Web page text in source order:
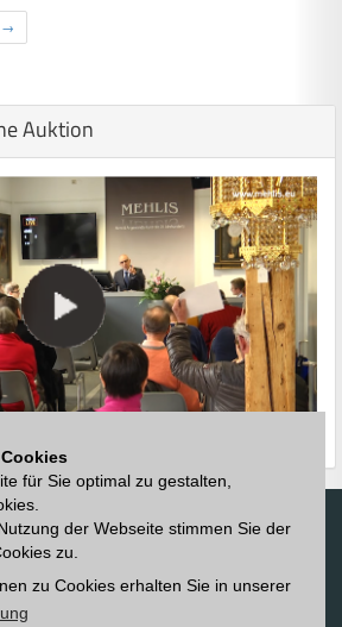
für Sie optimal zu gestalten,
der Webseite stimmen Sie der
zu.
zu Cookies erhalten Sie in unserer
→
Auktion
Höchstzuschläge
Registrieren